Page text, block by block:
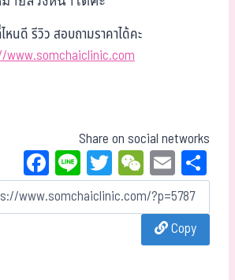
หนดี รีวิว สอบถามราคาได้คะ
Share on social networks
Fa
ce
bo
Li
ne
T
wi
tt
W
eC
ha
t
E
m
ail
Copy